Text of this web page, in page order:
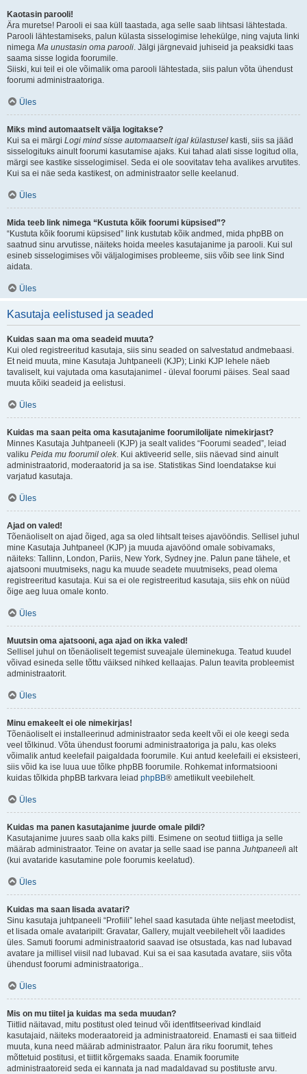
Kaotasin parooli!
Ära muretse! Parooli ei saa küll taastada, aga selle saab lihtsasi lähtestada.
Parooli lähtestamiseks, palun külasta sisselogimise lehekülge, ning vajuta linki
nimega Ma unustasin oma parooli. Jälgi järgnevaid juhiseid ja peaksidki taas
saama sisse logida foorumile.
Siiski, kui teil ei ole võimalik oma parooli lähtestada, siis palun võta ühendust
foorumi administraatoriga.
Üles
Miks mind automaatselt välja logitakse?
Kui sa ei märgi Logi mind sisse automaatselt igal külastusel kasti, siis sa jääd
sisselogituks ainult foorumi kasutamise ajaks. Kui tahad alati sisse logitud olla,
märgi see kastike sisselogimisel. Seda ei ole soovitatav teha avalikes arvutites.
Kui sa ei näe seda kastikest, on administraator selle keelanud.
Üles
Mida teeb link nimega “Kustuta kõik foorumi küpsised”?
“Kustuta kõik foorumi küpsised” link kustutab kõik andmed, mida phpBB on
saatnud sinu arvutisse, näiteks hoida meeles kasutajanime ja parooli. Kui sul
esineb sisselogimises või väljalogimises probleeme, siis võib see link Sind
aidata.
Üles
Kasutaja eelistused ja seaded
Kuidas saan ma oma seadeid muuta?
Kui oled registreeritud kasutaja, siis sinu seaded on salvestatud andmebaasi.
Et neid muuta, mine Kasutaja Juhtpaneeli (KJP); Linki KJP lehele näeb
tavaliselt, kui vajutada oma kasutajanimel - üleval foorumi päises. Seal saad
muuta kõiki seadeid ja eelistusi.
Üles
Kuidas ma saan peita oma kasutajanime foorumilolijate nimekirjast?
Minnes Kasutaja Juhtpaneeli (KJP) ja sealt valides “Foorumi seaded”, leiad
valiku Peida mu foorumil olek. Kui aktiveerid selle, siis näevad sind ainult
administraatorid, moderaatorid ja sa ise. Statistikas Sind loendatakse kui
varjatud kasutaja.
Üles
Ajad on valed!
Tõenäoliselt on ajad õiged, aga sa oled lihtsalt teises ajavööndis. Sellisel juhul
mine Kasutaja Juhtpaneel (KJP) ja muuda ajavöönd omale sobivamaks,
näiteks: Tallinn, London, Pariis, New York, Sydney jne. Palun pane tähele, et
ajatsooni muutmiseks, nagu ka muude seadete muutmiseks, pead olema
registreeritud kasutaja. Kui sa ei ole registreeritud kasutaja, siis ehk on nüüd
õige aeg luua omale konto.
Üles
Muutsin oma ajatsooni, aga ajad on ikka valed!
Sellisel juhul on tõenäoliselt tegemist suveajale üleminekuga. Teatud kuudel
võivad esineda selle tõttu väiksed nihked kellaajas. Palun teavita probleemist
administraatorit.
Üles
Minu emakeelt ei ole nimekirjas!
Tõenäoliselt ei installeerinud administraator seda keelt või ei ole keegi seda
veel tõlkinud. Võta ühendust foorumi administraatoriga ja palu, kas oleks
võimalik antud keelefail paigaldada foorumile. Kui antud keelefaili ei eksisteeri,
siis võid ka ise luua uue tõlke phpBB foorumile. Rohkemat informatsiooni
kuidas tõlkida phpBB tarkvara leiad phpBB® ametlikult veebilehelt.
Üles
Kuidas ma panen kasutajanime juurde omale pildi?
Kasutajanime juures saab olla kaks pilti. Esimene on seotud tiitliga ja selle
määrab administraator. Teine on avatar ja selle saad ise panna Juhtpaneeli alt
(kui avataride kasutamine pole foorumis keelatud).
Üles
Kuidas ma saan lisada avatari?
Sinu kasutaja juhtpaneeli “Profiili” lehel saad kasutada ühte neljast meetodist,
et lisada omale avataripilt: Gravatar, Gallery, mujalt veebilehelt või laadides
üles. Samuti foorumi administraatorid saavad ise otsustada, kas nad lubavad
avatare ja millisel viisil nad lubavad. Kui sa ei saa kasutada avatare, siis võta
ühendust foorumi administraatoriga..
Üles
Mis on mu tiitel ja kuidas ma seda muudan?
Tiitlid näitavad, mitu postitust oled teinud või identfitseerivad kindlaid
kasutajaid, näiteks moderaatoreid ja administraatoreid. Enamasti ei saa tiitleid
muuta, kuna need määrab administraator. Palun ära riku foorumit, tehes
mõttetuid postitusi, et tiitlit kõrgemaks saada. Enamik foorumite
administraatoreid seda ei kannata ja nad madaldavad su postituste arvu.